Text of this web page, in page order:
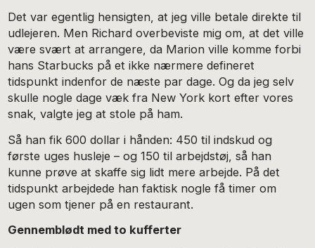
Det var egentlig hensigten, at jeg ville betale direkte til
udlejeren. Men Richard overbeviste mig om, at det ville
være svært at arrangere, da Marion ville komme forbi
hans Starbucks på et ikke nærmere defineret
tidspunkt indenfor de næste par dage. Og da jeg selv
skulle nogle dage væk fra New York kort efter vores
snak, valgte jeg at stole på ham.
Så han fik 600 dollar i hånden: 450 til indskud og
første uges husleje – og 150 til arbejdstøj, så han
kunne prøve at skaffe sig lidt mere arbejde. På det
tidspunkt arbejdede han faktisk nogle få timer om
ugen som tjener på en restaurant.
Gennemblødt med to kufferter